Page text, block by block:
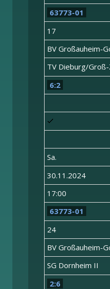
63773-01
17
BV Großauheim-
TV Dieburg/
6:2
Sa.
30.11.2024
17:00
63773-01
24
BV Großauheim-
SG Dornheim II
2:6